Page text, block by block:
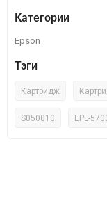
Категории
Epson
Тэги
Картридж
S050010 EPL-